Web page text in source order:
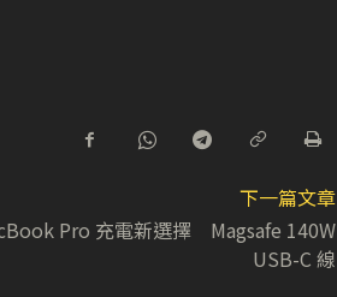
下一篇文章
Pro 充電新選擇 Magsafe 140W
USB-C 線